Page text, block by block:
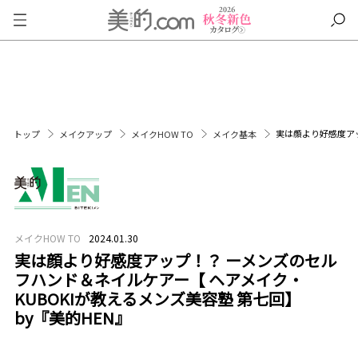
トップ メイクアップ メイクHOW TO メイク基本 実は顔より好感度
メイクHOW TO 2024.01.30
実は顔より好感度アップ！？ ーメンズのセル
フハンド＆ネイルケアー【 ヘアメイク・
KUBOKIが教えるメンズ美容塾 第七回】
by『美的HEN』